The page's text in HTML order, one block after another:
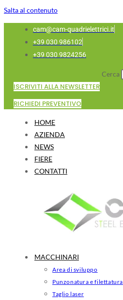
Salta al contenuto
cam@cam-quadrielettrici.it
+39 030 986102
+39 030 9824256
Cerca
ISCRIVITI ALLA NEWSLETTER
RICHIEDI PREVENTIVO
HOME
AZIENDA
NEWS
FIERE
CONTATTI
MACCHINARI
Area di sviluppo
Punzonatura e filettatura
Taglio laser